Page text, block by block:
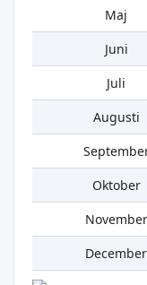
Maj
Juni
Juli
Augusti
Oktober
November
December